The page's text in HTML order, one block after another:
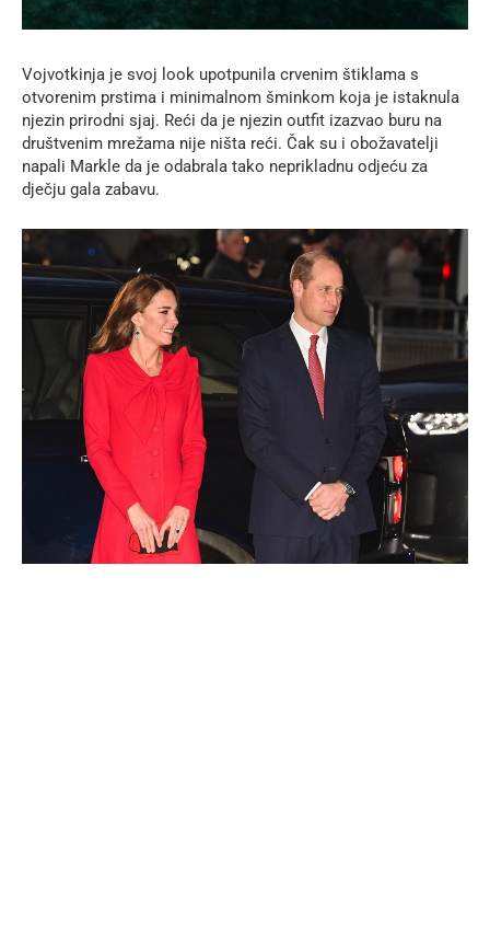
Vojvotkinja je svoj look upotpunila crvenim štiklama s
otvorenim prstima i minimalnom šminkom koja je istaknula
njezin prirodni sjaj. Reći da je njezin outfit izazvao buru na
društvenim mrežama nije ništa reći. Čak su i obožavatelji
napali Markle da je odabrala tako neprikladnu odjeću za
dječju gala zabavu.